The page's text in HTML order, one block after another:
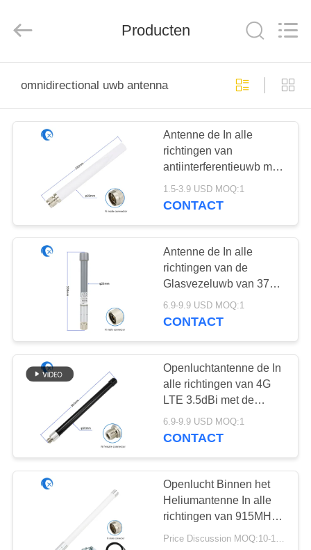
PRODUCTEN
ONGEVEER
FABRIEKSREIS
KWALITEITSCONTROLE
CONTACTEER
ONS
NIEUWS
GEVALLEN
VR
Co.,
Reserved.
Producten
omnidirectional uwb antenna
Antenne de In alle
richtingen van
antiinterferentieuwb met
de Mannelijke
Schakelaar van N
1.5-3.9 USD MOQ:1
CONTACT
Antenne de In alle
richtingen van de
Glasvezeluwb van 3750-
4250MHz 5dBi met de
Mannelijke Schakelaar
6.9-9.9 USD MOQ:1
CONTACT
Openluchtantenne de In
alle richtingen van 4G
LTE 3.5dBi met de
Vrouwelijke Schakelaar
van N
6.9-9.9 USD MOQ:1
CONTACT
Openlucht Binnen het
Heliumantenne In alle
richtingen van 915MHz
4dBi voor Hotspot van